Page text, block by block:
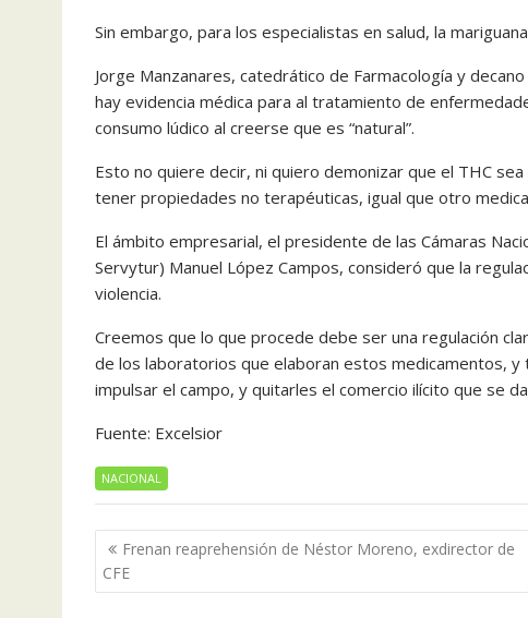
Sin embargo, para los especialistas en salud, la
Jorge Manzanares, catedrático de Farmacología y
hay evidencia médica para al tratamiento de
consumo lúdico al creerse que es “natural”.
Esto no quiere decir, ni quiero demonizar que el THC
tener propiedades no terapéuticas, igual que otro
El ámbito empresarial, el presidente de las Cámaras
Servytur) Manuel López Campos, consideró que la
violencia.
Creemos que lo que procede debe ser una regulación
de los laboratorios que elaboran estos medicamentos,
impulsar el campo, y quitarles el comercio ilícito que se
Fuente: Excelsior
NACIONAL
Navegación
de
entradas
Frenan reaprehensión de Néstor Moreno, exdirector de
CFE